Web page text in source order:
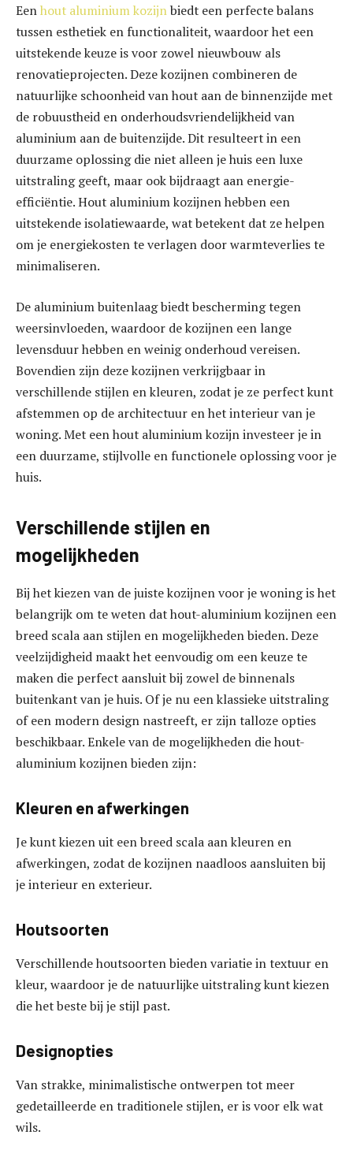
Eenhout aluminium kozijnbiedt een perfecte balans
tussen esthetiek en functionaliteit, waardoor het een
uitstekende keuze is voor zowel nieuwbouw als
renovatieprojecten. Deze kozijnen combineren de
natuurlijke schoonheid van hout aan de binnenzijde met
de robuustheid en onderhoudsvriendelijkheid van
aluminium aan de buitenzijde. Dit resulteert in een
duurzame oplossing die niet alleen je huis een luxe
uitstraling geeft, maar ook bijdraagt aan energie-
efficiëntie. Hout aluminium kozijnen hebben een
uitstekende isolatiewaarde, wat betekent dat ze helpen
om je energiekosten te verlagen door warmteverlies te
minimaliseren.
De aluminium buitenlaag biedt bescherming tegen
weersinvloeden, waardoor de kozijnen een lange
levensduur hebben en weinig onderhoud vereisen.
Bovendien zijn deze kozijnen verkrijgbaar in
verschillende stijlen en kleuren, zodat je ze perfect kunt
afstemmen op de architectuur en het interieur van je
woning. Met een hout aluminium kozijn investeer je in
een duurzame, stijlvolle en functionele oplossing voor je
huis.
Verschillende stijlen en
mogelijkheden
Bij het kiezen van de juiste kozijnen voor je woning is het
belangrijk om te weten dat hout-aluminium kozijnen een
breed scala aan stijlen en mogelijkheden bieden. Deze
veelzijdigheid maakt het eenvoudig om een keuze te
maken die perfect aansluit bij zowel de binnenals
buitenkant van je huis. Of je nu een klassieke uitstraling
of een modern design nastreeft, er zijn talloze opties
beschikbaar. Enkele van de mogelijkheden die hout-
aluminium kozijnen bieden zijn:
Kleuren en afwerkingen
Je kunt kiezen uit een breed scala aan kleuren en
afwerkingen, zodat de kozijnen naadloos aansluiten bij
je interieur en exterieur.
Houtsoorten
Verschillende houtsoorten bieden variatie in textuur en
kleur, waardoor je de natuurlijke uitstraling kunt kiezen
die het beste bij je stijl past.
Designopties
Van strakke, minimalistische ontwerpen tot meer
gedetailleerde en traditionele stijlen, er is voor elk wat
wils.